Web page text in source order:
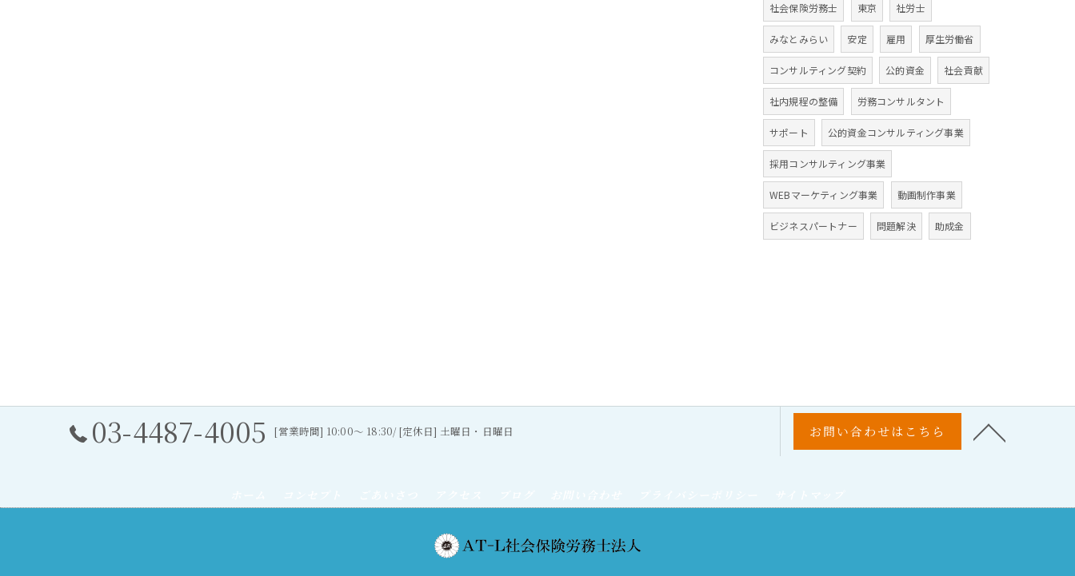
社会保険労務士 東京 社労士
みなとみらい 安定 雇用 厚生労働省
コンサルティング契約 公的資金 社会貢献
社内規程の整備 労務コンサルタント
サポート 公的資金コンサルティング事業
採用コンサルティング事業
WEBマーケティング事業 動画制作事業
ビジネスパートナー 問題解決 助成金
03-4487-4005 [営業時間] 10:00〜 18:30/ [定休日] 土曜日・日曜日 お問い合わせはこちら